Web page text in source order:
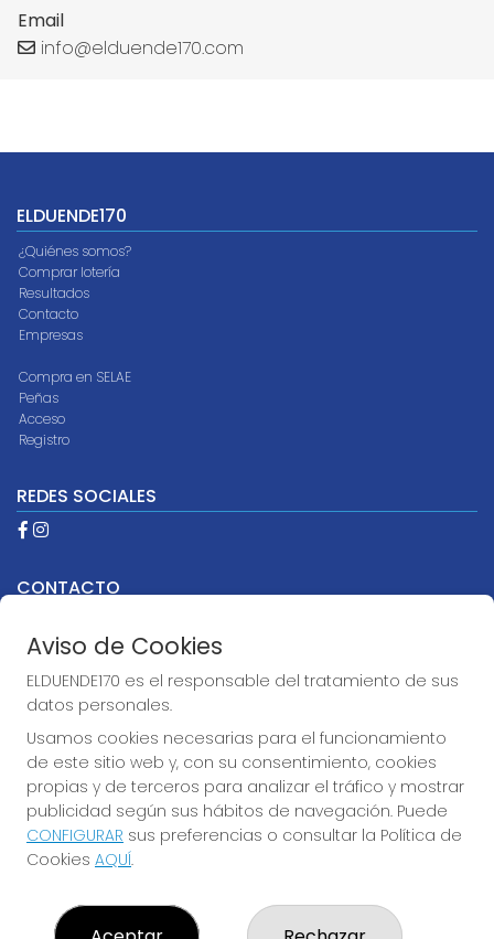
Email
info@elduende170.com
ELDUENDE170
¿Quiénes somos?
Comprar lotería
Resultados
Contacto
Empresas
Compra en SELAE
Peñas
Acceso
Registro
REDES SOCIALES
CONTACTO
Oficial 97205
info@elduende170.com
AVDA. REINA VICTORIA, 52
Madrid, 28003
(Madrid) España
LEGAL
Aviso Legal
Política de Privacidad
Condiciones de Compra
Aviso de Cookies
ELDUENDE170 es el responsable del tratamiento de sus
datos personales.
Usamos cookies necesarias para el funcionamiento
de este sitio web y, con su consentimiento, cookies
propias y de terceros para analizar el tráfico y mostrar
publicidad según sus hábitos de navegación. Puede
CONFIGURAR sus preferencias o consultar la Política de
Cookies AQUÍ.